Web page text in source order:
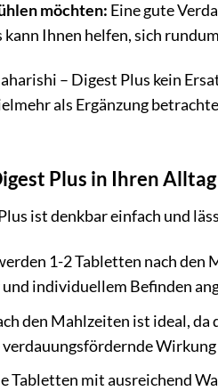
möchten: Eine gute
Ihnen helfen, sich
– Digest Plus kein
als Ergänzung
Plus in Ihren Alltag
ist denkbar einfach und
1-2 Tabletten nach den
individuellem Befinden
den Mahlzeiten ist ideal,
Tabletten mit ausreichend